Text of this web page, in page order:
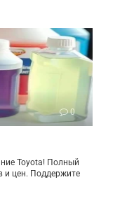
0
Toyota! Полный
и цен. Поддержите